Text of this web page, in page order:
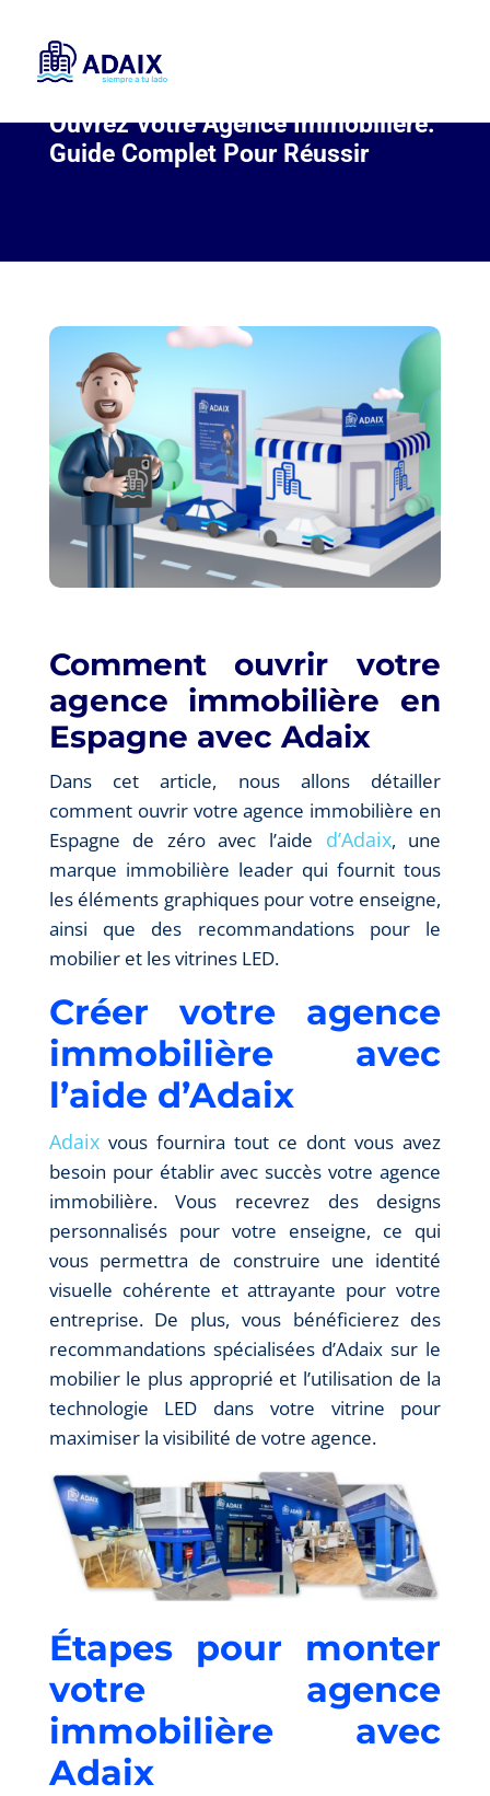
Ouvrez Votre Agence Immobilière:
Guide Complet Pour Réussir
Comment ouvrir votre
agence immobilière en
Espagne avec Adaix
Dans cet article, nous allons détailler
comment ouvrir votre agence immobilière en
Espagne de zéro avec l’aide d’Adaix, une
marque immobilière leader qui fournit tous
les éléments graphiques pour votre enseigne,
ainsi que des recommandations pour le
mobilier et les vitrines LED.
Créer votre agence
immobilière avec
l’aide d’Adaix
Adaixvous fournira tout ce dont vous avez
besoin pour établir avec succès votre agence
immobilière. Vous recevrez des designs
personnalisés pour votre enseigne, ce qui
vous permettra de construire une identité
visuelle cohérente et attrayante pour votre
entreprise. De plus, vous bénéficierez des
recommandations spécialisées d’Adaix sur le
mobilier le plus approprié et l’utilisation de la
technologie LED dans votre vitrine pour
maximiser la visibilité de votre agence.
Étapes pour monter
votre agence
immobilière avec
Adaix